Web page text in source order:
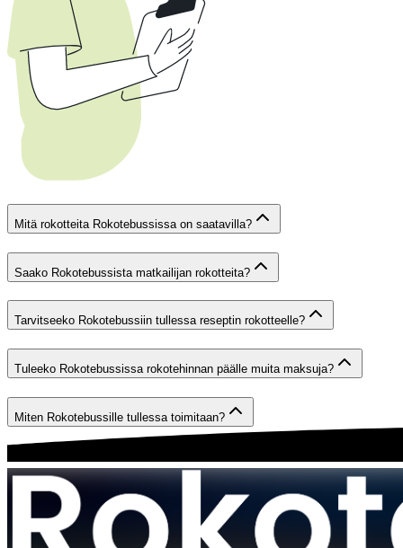
Mitä rokotteita Rokotebussissa on saatavilla?
Saako Rokotebussista matkailijan rokotteita?
Tarvitseeko Rokotebussiin tullessa reseptin rokotteelle?
Tuleeko Rokotebussissa rokotehinnan päälle muita maksuja?
Miten Rokotebussille tullessa toimitaan?